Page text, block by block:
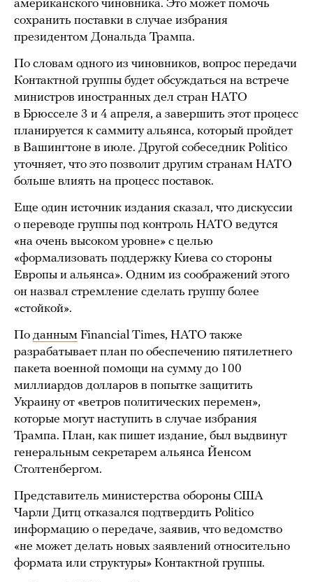
американского чиновника. Это может помочь
сохранить поставки в случае избрания
президентом Дональда Трампа.
По словам одного из чиновников, вопрос передачи
Контактной группы будет обсуждаться на встрече
министров иностранных дел стран НАТО
в Брюсселе 3 и 4 апреля, а завершить этот процесс
планируется к саммиту альянса, который пройдет
в Вашингтоне в июле. Другой собеседник Politico
уточняет, что это позволит другим странам НАТО
больше влиять на процесс поставок.
Еще один источник издания сказал, что дискуссии
о переводе группы под контроль НАТО ведутся
«на очень высоком уровне» с целью
«формализовать поддержку Киева со стороны
Европы и альянса». Одним из соображений этого
он назвал стремление сделать группу более
«стойкой».
По данным Financial Times, НАТО также
разрабатывает план по обеспечению пятилетнего
пакета военной помощи на сумму до 100
миллиардов долларов в попытке защитить
Украину от «ветров политических перемен»,
которые могут наступить в случае избрания
Трампа. План, как пишет издание, был выдвинут
генеральным секретарем альянса Йенсом
Столтенбергом.
Представитель министерства обороны США
Чарли Дитц отказался подтвердить Politico
информацию о передаче, заявив, что ведомство
«не может делать новых заявлений относительно
формата или структуры» Контактной группы.